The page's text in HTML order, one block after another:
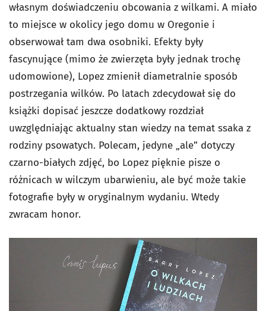
własnym doświadczeniu obcowania z wilkami. A miało
to miejsce w okolicy jego domu w Oregonie i
obserwował tam dwa osobniki. Efekty były
fascynujące (mimo że zwierzęta były jednak trochę
udomowione), Lopez zmienił diametralnie sposób
postrzegania wilków. Po latach zdecydował się do
książki dopisać jeszcze dodatkowy rozdział
uwzględniając aktualny stan wiedzy na temat ssaka z
rodziny psowatych. Polecam, jedyne „ale” dotyczy
czarno-białych zdjęć, bo Lopez pięknie pisze o
różnicach w wilczym ubarwieniu, ale być może takie
fotografie były w oryginalnym wydaniu. Wtedy
zwracam honor.